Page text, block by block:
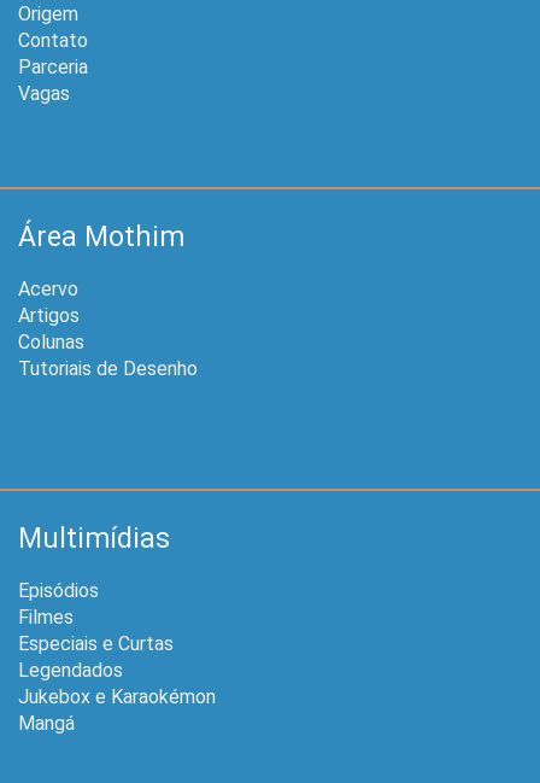
Origem
Contato
Parceria
Vagas
Área Mothim
Acervo
Artigos
Colunas
Tutoriais de Desenho
Multimídias
Episódios
Filmes
Especiais e Curtas
Legendados
Jukebox e Karaokémon
Mangá